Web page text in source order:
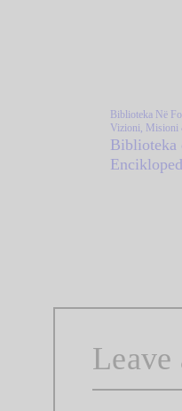
Biblioteka Në
Vizioni, Misioni
Biblioteka
Leave